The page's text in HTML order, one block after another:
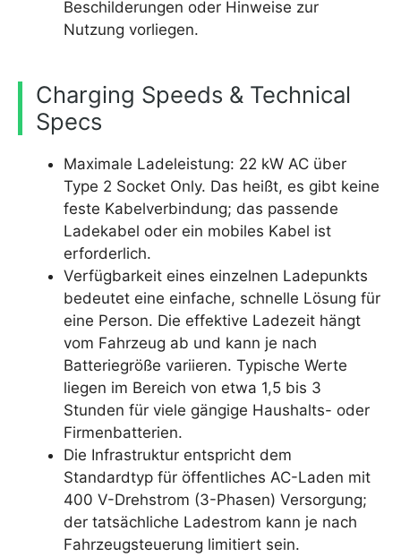
Beschilderungen oder Hinweise zur
Nutzung vorliegen.
Charging Speeds & Technical
Specs
Maximale Ladeleistung: 22 kW AC über
Type 2 Socket Only. Das heißt, es gibt keine
feste Kabelverbindung; das passende
Ladekabel oder ein mobiles Kabel ist
erforderlich.
Verfügbarkeit eines einzelnen Ladepunkts
bedeutet eine einfache, schnelle Lösung für
eine Person. Die effektive Ladezeit hängt
vom Fahrzeug ab und kann je nach
Batteriegröße variieren. Typische Werte
liegen im Bereich von etwa 1,5 bis 3
Stunden für viele gängige Haushalts- oder
Firmenbatterien.
Die Infrastruktur entspricht dem
Standardtyp für öffentliches AC-Laden mit
400 V-Drehstrom (3-Phasen) Versorgung;
der tatsächliche Ladestrom kann je nach
Fahrzeugsteuerung limitiert sein.